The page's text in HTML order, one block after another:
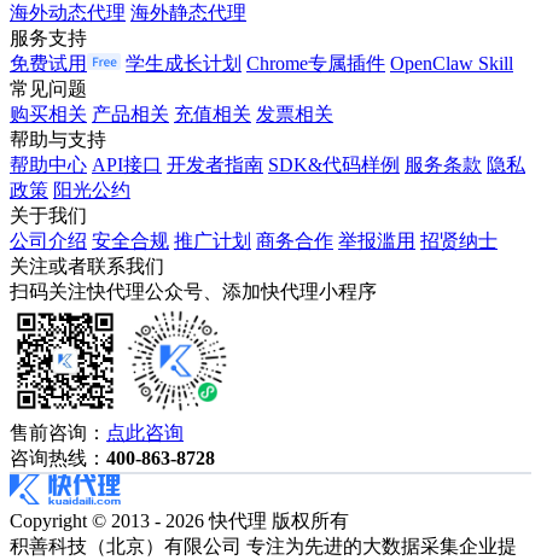
海外动态代理 海外静态代理
服务支持
免费试用
学生成长计划 Chrome专属插件 OpenClaw Skill
常见问题
购买相关 产品相关 充值相关 发票相关
帮助与支持
帮助中心 API接口 开发者指南 SDK&代码样例 服务条款 隐私
政策 阳光公约
关于我们
公司介绍 安全合规 推广计划 商务合作 举报滥用 招贤纳士
关注或者联系我们
扫码关注快代理公众号、添加快代理小程序
售前咨询： 点此咨询
咨询热线： 400-863-8728
Copyright © 2013 - 2026 快代理 版权所有
积善科技（北京）有限公司 专注为先进的大数据采集企业提